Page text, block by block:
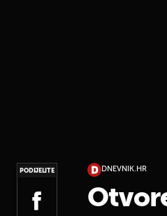
PODIJELITE DNEVNIK.HR